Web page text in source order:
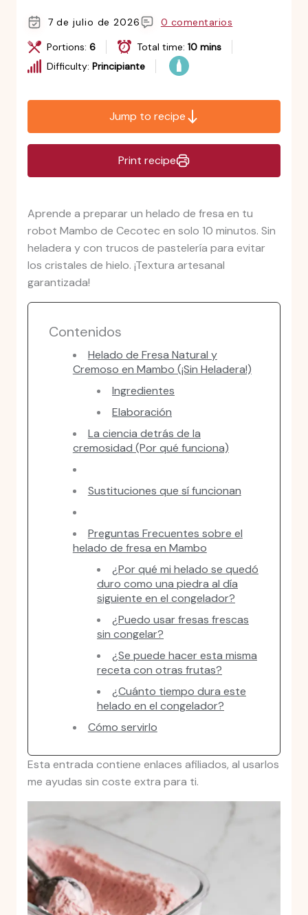
7 de julio de 2026
0 comentarios
Portions: 6 Total time: 10 mins
Difficulty: Principiante
Jump to recipe
Print recipe
Aprende a preparar un helado de fresa en tu
robot Mambo de Cecotec en solo 10 minutos. Sin
heladera y con trucos de pastelería para evitar
los cristales de hielo. ¡Textura artesanal
garantizada!
Contenidos
Helado de Fresa Natural y
Cremoso en Mambo (¡Sin Heladera!)
Ingredientes
Elaboración
La ciencia detrás de la
cremosidad (Por qué funciona)
Sustituciones que sí funcionan
Preguntas Frecuentes sobre el
helado de fresa en Mambo
¿Por qué mi helado se quedó
duro como una piedra al día
siguiente en el congelador?
¿Puedo usar fresas frescas
sin congelar?
¿Se puede hacer esta misma
receta con otras frutas?
¿Cuánto tiempo dura este
helado en el congelador?
Cómo servirlo
Esta entrada contiene enlaces afiliados, al usarlos
me ayudas sin coste extra para ti.